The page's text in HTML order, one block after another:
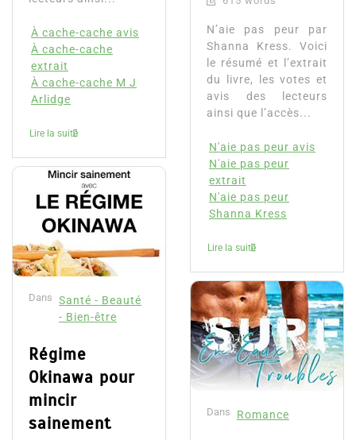
À cache-cache avis
À cache-cache
extrait
À cache-cache M J
Arlidge
Lire la suite
Dans Santé - Beauté
- Bien-être
Régime
Okinawa pour
mincir
sainement
N’aie pas peur par
Shanna Kress. Voici
le résumé et l’extrait
du livre, les votes et
avis des lecteurs
ainsi que l’accès...
N'aie pas peur avis
N'aie pas peur
extrait
N'aie pas peur
Shanna Kress
Lire la suite
Dans Romance